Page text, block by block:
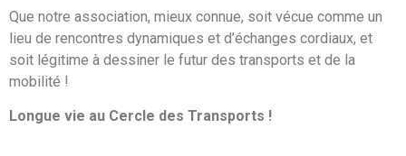
Que notre association, mieux connue, soit vécue comme un
lieu de rencontres dynamiques et d’échanges cordiaux, et
soit légitime à dessiner le futur des transports et de la
mobilité !
Longue vie au Cercle des Transports !